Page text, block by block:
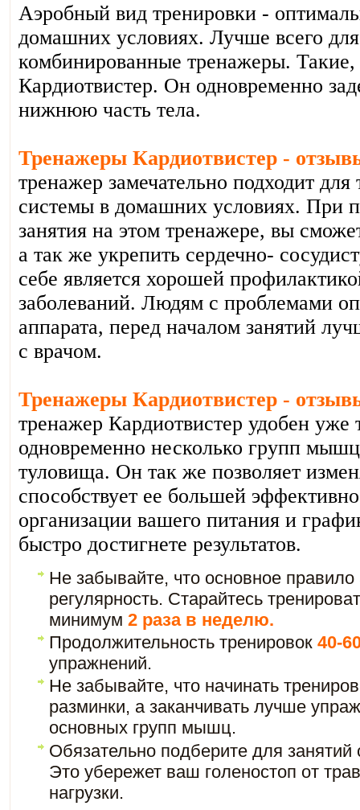
Аэробный вид тренировки -
домашних условиях. Лучше всего
комбинированные тренажеры. Такие,
Кардиотвистер. Он одновременно
нижнюю часть тела.
Тренажеры Кардиотвистер -
тренажер замечательно подходит
системы в домашних условиях. При
занятия на этом тренажере, вы
а так же укрепить сердечно-
себе является хорошей
заболеваний. Людям с проблемами
аппарата, перед началом занятий
с врачом.
Тренажеры Кардиотвистер -
тренажер Кардиотвистер удобен уже
одновременно несколько групп
туловища. Он так же позволяет
способствует ее большей
организации вашего питания и
быстро достигнете результатов.
Не забывайте, что основное
регулярность. Старайтесь
минимум 2 раза в неделю.
Продолжительность тренировок 40-
упражнений.
Не забывайте, что начинать
разминки, а заканчивать лучше
основных групп мышц.
Обязательно подберите для
Это убережет ваш голеностоп от
нагрузки.